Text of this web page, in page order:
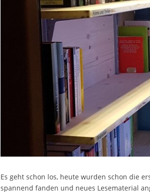
Es geht schon los, heute wurden schon die
spannend fanden und neues Lesematerial